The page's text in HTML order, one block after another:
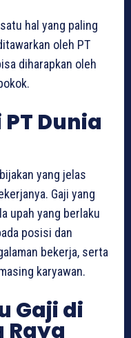
hal yang paling
oleh PT
diharapkan oleh
Dunia
yang jelas
Gaji yang
upah yang berlaku
posisi dan
bekerja, serta
karyawan.
Gaji di
Raya